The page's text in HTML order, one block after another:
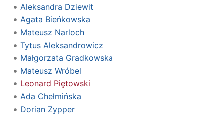
Aleksandra Dziewit
Agata Bieńkowska
Mateusz Narloch
Tytus Aleksandrowicz
Małgorzata Gradkowska
Mateusz Wróbel
Leonard Piętowski
Ada Chełmińska
Dorian Zypper